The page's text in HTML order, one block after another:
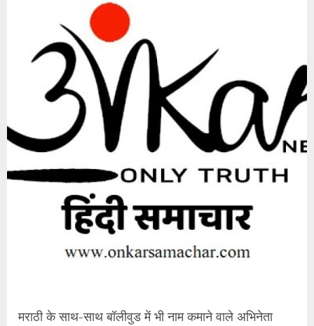
मराठी के साथ-साथ बॉलीवुड में भी नाम कमाने वाले अभिनेता